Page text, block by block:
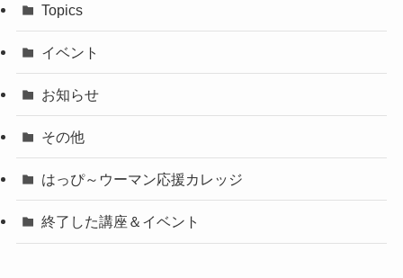
Topics
イベント
お知らせ
その他
はっぴ～ウーマン応援カレッジ
終了した講座＆イベント